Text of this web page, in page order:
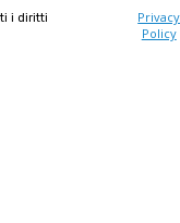
i diritti
Privacy
Policy